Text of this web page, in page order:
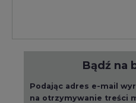
Bądź na
Podając adres e-mail
na otrzymywanie treści